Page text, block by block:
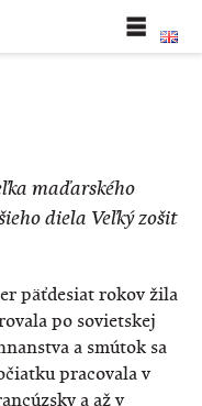
maďarského
diela Veľký zošit
päťdesiat rokov žila
po sovietskej
a smútok sa
pracovala v
a až v